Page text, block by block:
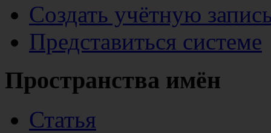
Создать учётную
Представиться системе
Пространства имён
Статья